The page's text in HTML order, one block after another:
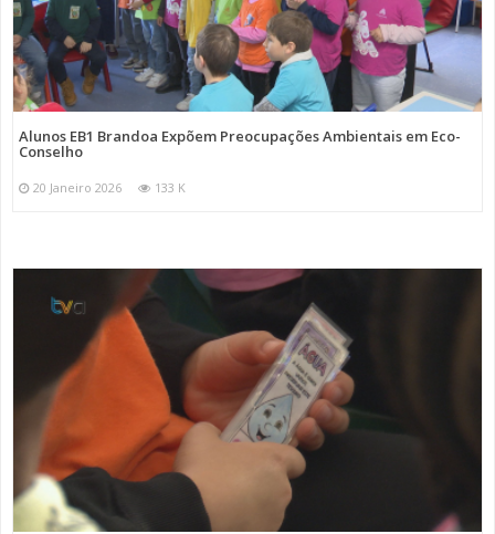
Alunos EB1 Brandoa Expõem Preocupações Ambientais em Eco-
Conselho
20 Janeiro 2026 133 K